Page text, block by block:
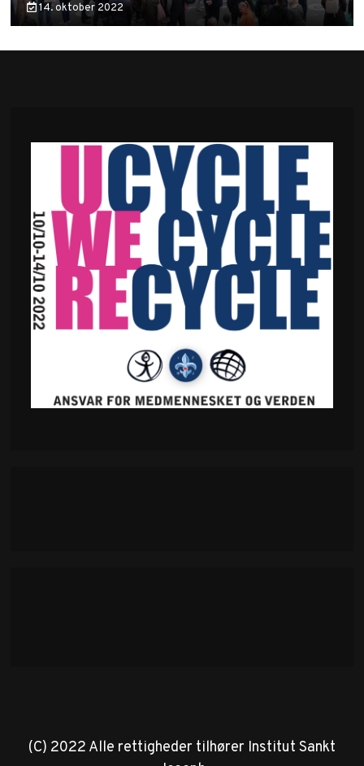
14. oktober 2022
(C) 2022 Alle rettigheder tilhører Institut Sankt